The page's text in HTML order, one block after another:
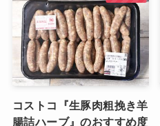
コストコ『生豚肉粗挽き羊
腸詰ハーブ』のおすすめ度